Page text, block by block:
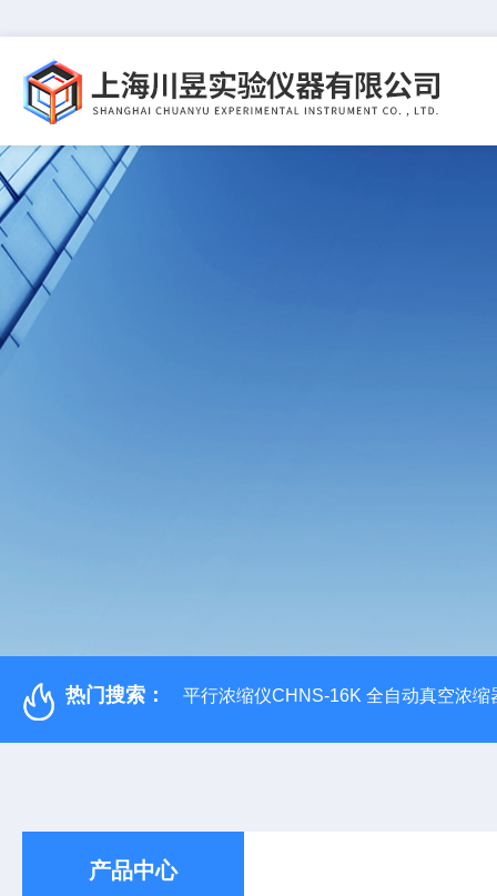
热门搜索： 平行浓缩仪CHNS-16K 全自动真空浓缩
产品中心